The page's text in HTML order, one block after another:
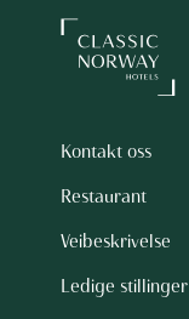
Kontakt oss
Restaurant
Veibeskrivelse
Ledige stillinger